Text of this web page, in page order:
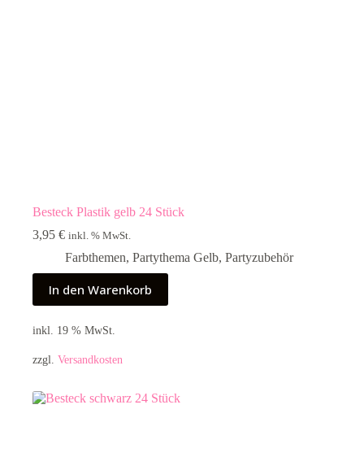
Besteck Plastik gelb 24 Stück
3,95 € inkl. % MwSt.
Farbthemen, Partythema Gelb, Partyzubehör
In den Warenkorb
inkl. 19 % MwSt.
zzgl. Versandkosten